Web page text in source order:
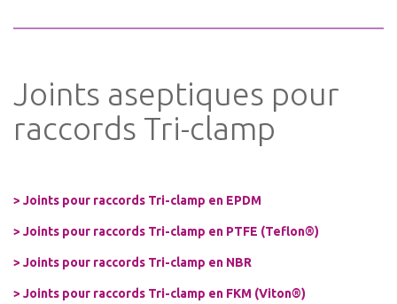
Joints aseptiques pour
raccords Tri-clamp
> Joints pour raccords Tri-clamp en EPDM
> Joints pour raccords Tri-clamp en PTFE (Teflon®)
> Joints pour raccords Tri-clamp en NBR
> Joints pour raccords Tri-clamp en FKM (Viton®)